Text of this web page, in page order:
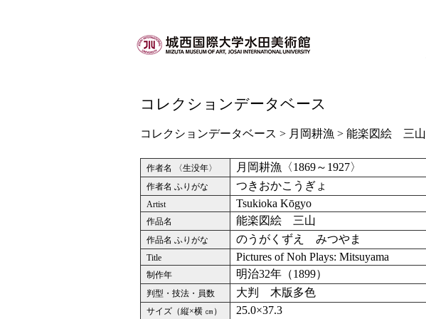
コレクションデータベース
コレクションデータベース > 月岡耕漁 > 能楽図絵 三山
作者名 〈生没年〉 月岡耕漁〈1869～1927〉
作者名 ふりがな つきおかこうぎょ
Artist Tsukioka Kōgyo
作品名 能楽図絵 三山
作品名 ふりがな のうがくずえ みつやま
Title Pictures of Noh Plays: Mitsuyama
制作年 明治32年（1899）
判型・技法・員数 大判 木版多色
サイズ（縦×横 ㎝） 25.0×37.3